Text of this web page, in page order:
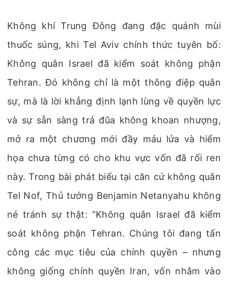
Không khí Trung Đông đang đặc quánh mùi
thuốc súng, khi Tel Aviv chính thức tuyên bố:
Không quân Israel đã kiểm soát không phận
Tehran. Đó không chỉ là một thông điệp quân
sự, mà là lời khẳng định lạnh lùng về quyền lực
và sự sẵn sàng trả đũa không khoan nhượng,
mở ra một chương mới đầy máu lửa và hiểm
họa chưa từng có cho khu vực vốn đã rối ren
này. Trong bài phát biểu tại căn cứ không quân
Tel Nof, Thủ tướng Benjamin Netanyahu không
né tránh sự thật: “Không quân Israel đã kiểm
soát không phận Tehran. Chúng tôi đang tấn
công các mục tiêu của chính quyền – nhưng
không giống chính quyền Iran, vốn nhắm vào